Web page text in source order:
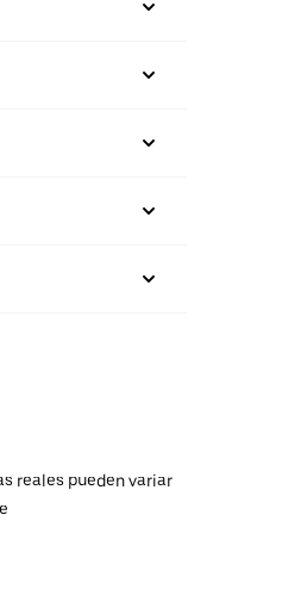
reales pueden variar